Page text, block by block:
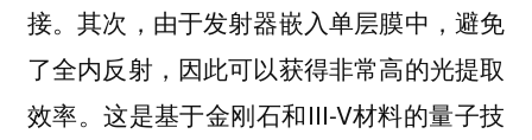
接。其次，由于发射器嵌入单层膜中，避免
了全内反射，因此可以获得非常高的光提取
效率。这是基于金刚石和III-V材料的量子技